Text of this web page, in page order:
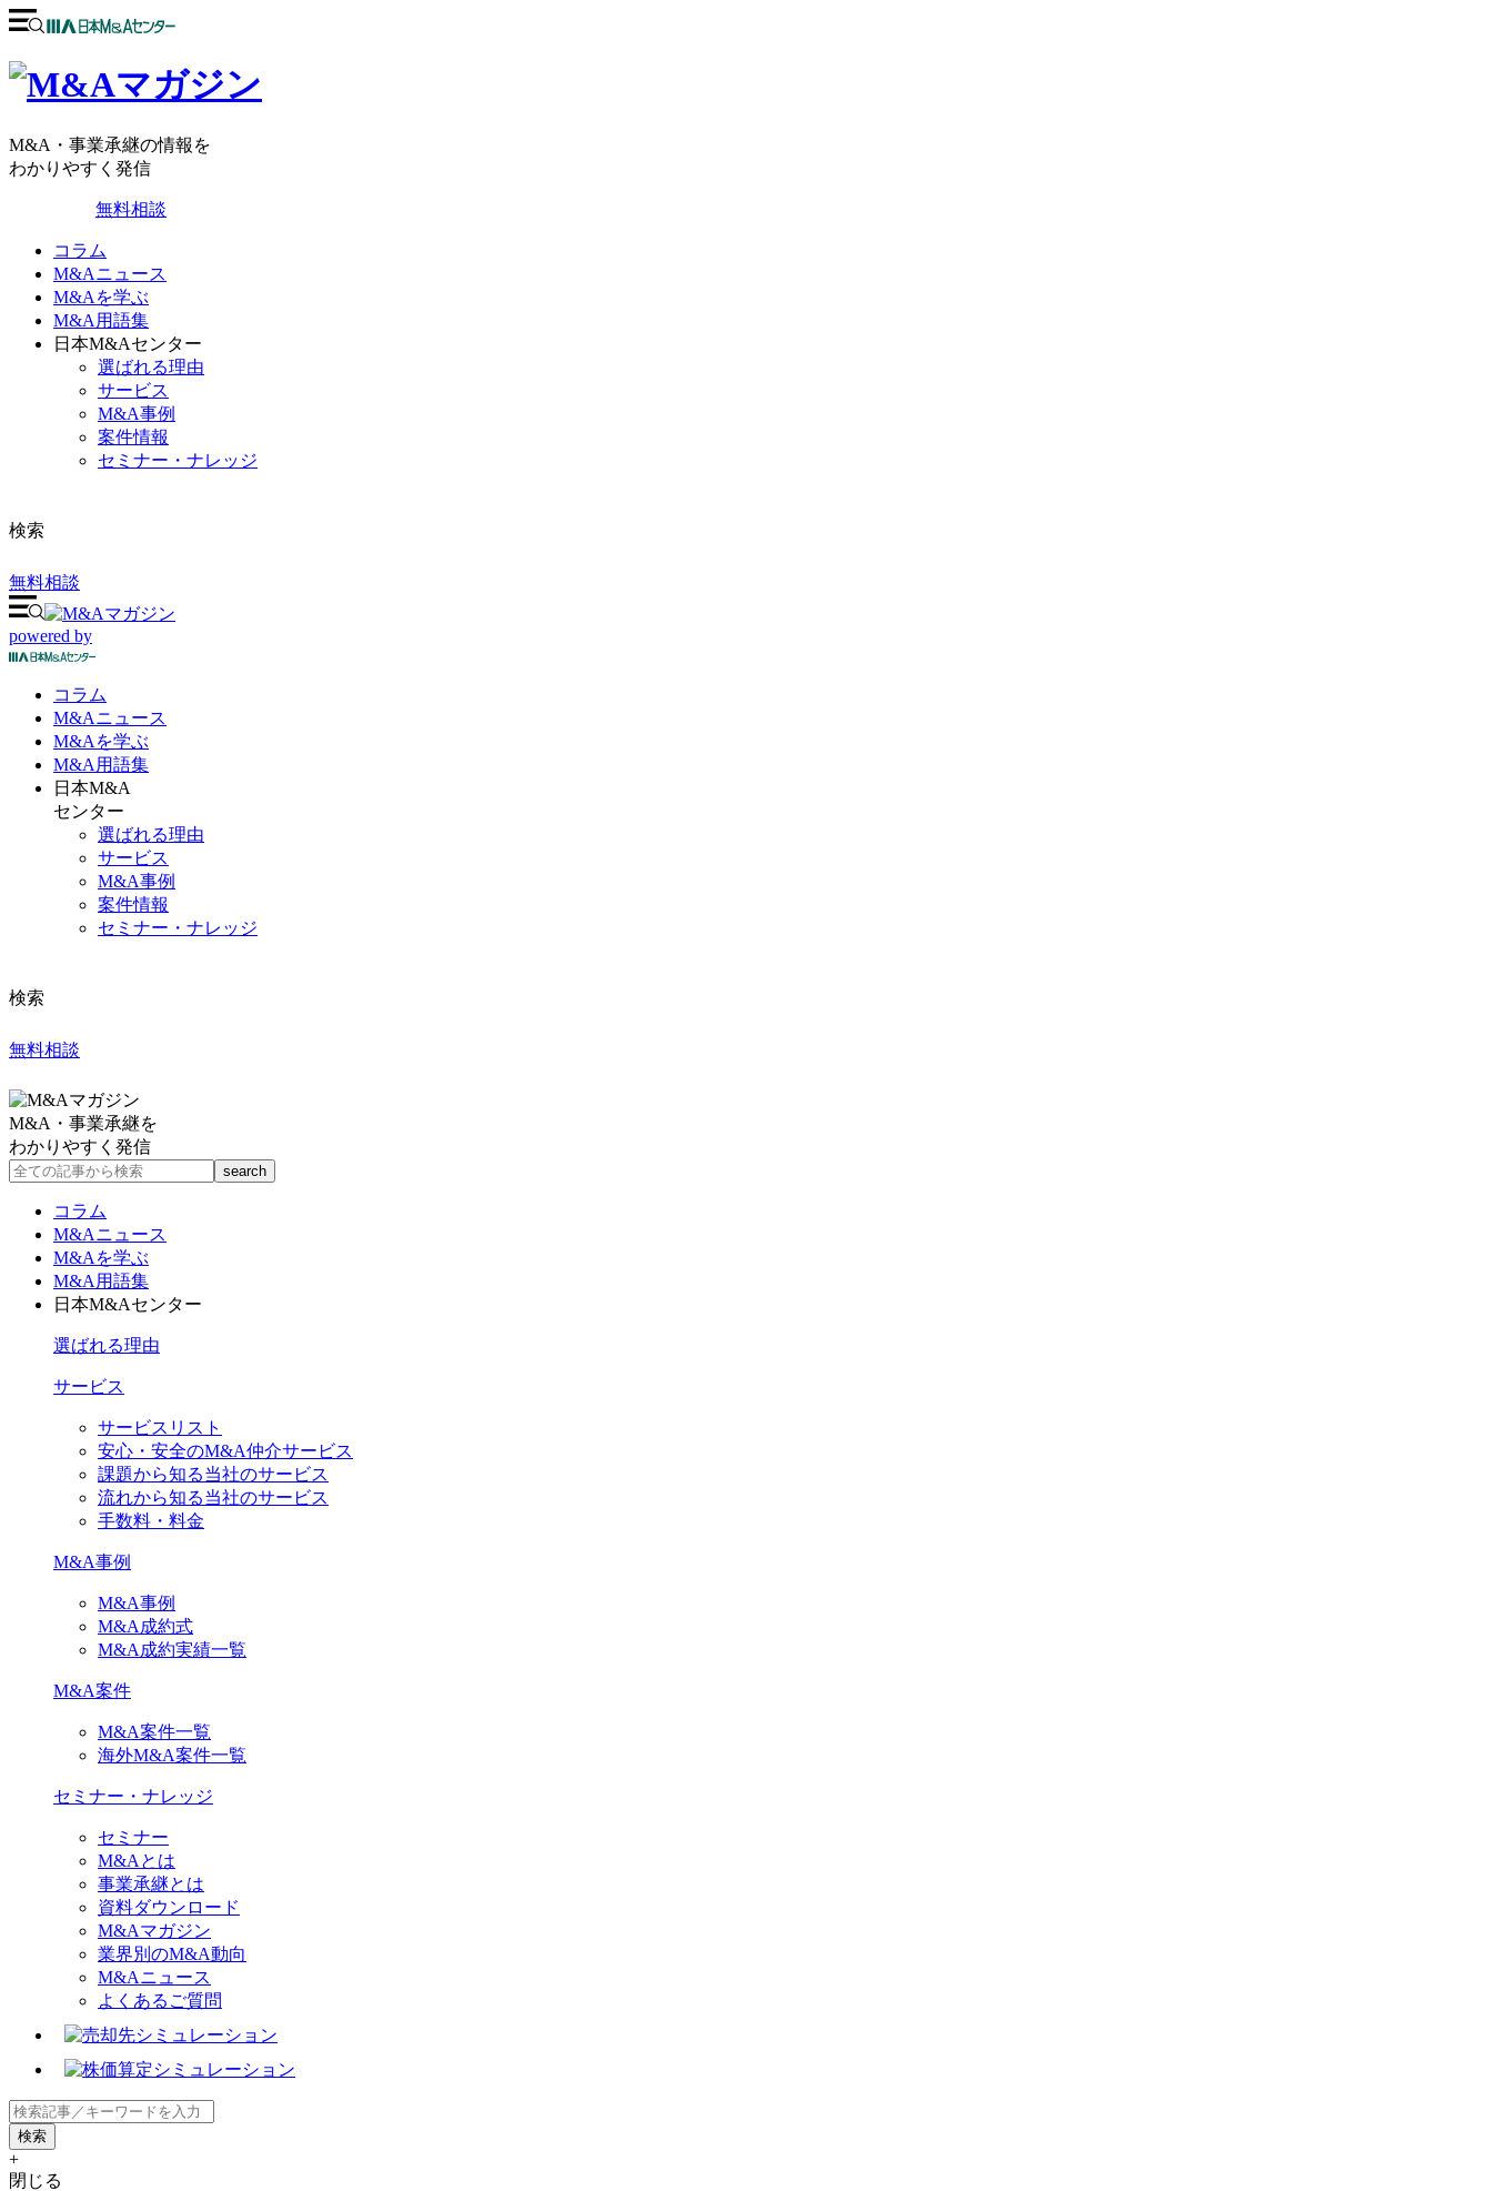
M&A・事業承継の情報を
わかりやすく発信
無料相談
コラム
M&Aニュース
M&Aを学ぶ
M&A用語集
日本M&Aセンター
選ばれる理由
サービス
M&A事例
案件情報
セミナー・ナレッジ
検索
無料相談
powered by
コラム
M&Aニュース
M&Aを学ぶ
M&A 用語集
日本M&A
センター
選ばれる理由
サービス
M&A事例
案件情報
セミナー・ナレッジ
検索
無料相談
M&A・事業承継を
わかりやすく発信
コラム
M&Aニュース
M&Aを学ぶ
M&A用語集
日本M&Aセンター
選ばれる理由
サービス
サービスリスト
安心・安全のM&A仲介サービス
課題から知る当社のサービス
流れから知る当社のサービス
手数料・料金
M&A事例
M&A事例
M&A成約式
M&A成約実績一覧
M&A案件
M&A案件一覧
海外M&A案件一覧
セミナー・ナレッジ
セミナー
M&Aとは
事業承継とは
資料ダウンロード
M&Aマガジン
業界別のM&A動向
M&Aニュース
よくあるご質問
+
閉じる